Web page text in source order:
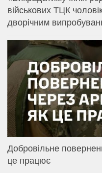
військових ТЦК
дворічним
Добровільне
це працює